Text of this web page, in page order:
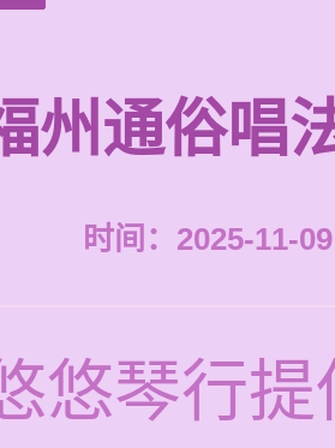
州通俗唱
时间：2025-11-
悠琴行